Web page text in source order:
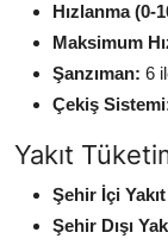
Hızlanma (0-
Maksimum
Şanzıman: 6
Çekiş
Yakıt
Şehir İçi
Şehir Dışı